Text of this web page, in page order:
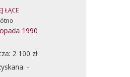
ŁĄCE
1990
2 100 zł
-